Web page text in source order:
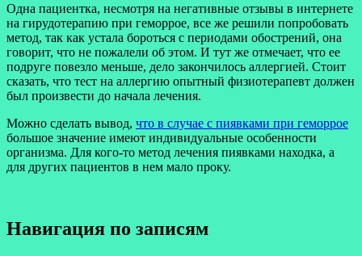
Одна пациентка, несмотря на негативные отзывы в интернете
на гирудотерапию при геморрое, все же решили попробовать
метод, так как устала бороться с периодами обострений, она
говорит, что не пожалели об этом. И тут же отмечает, что ее
подруге повезло меньше, дело закончилось аллергией. Стоит
сказать, что тест на аллергию опытный физиотерапевт должен
был произвести до начала лечения.
Можно сделать вывод, что в случае с пиявками при геморрое
большое значение имеют индивидуальные особенности
организма. Для кого-то метод лечения пиявками находка, а
для других пациентов в нем мало проку.
Навигация по записям